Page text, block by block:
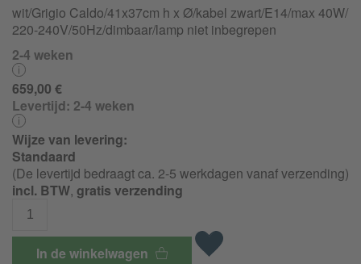
wit/Grigio Caldo/41x37cm h x Ø/kabel zwart/E14/max 40W/
220-240V/50Hz/dimbaar/lamp niet inbegrepen
2-4 weken
659,00 €
Levertijd: 2-4 weken
Wijze van levering:
Standaard
(De levertijd bedraagt ca. 2-5 werkdagen vanaf verzending)
incl. BTW, gratis verzending
In de winkelwagen